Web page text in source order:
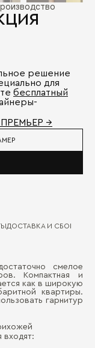
решение
для
бесплатный
ПРЕМЬЕР →
ДОСТАВКА И СБОРКА
смелое
Компактная и
как в широкую
квартиры.
гарнитур
входят: